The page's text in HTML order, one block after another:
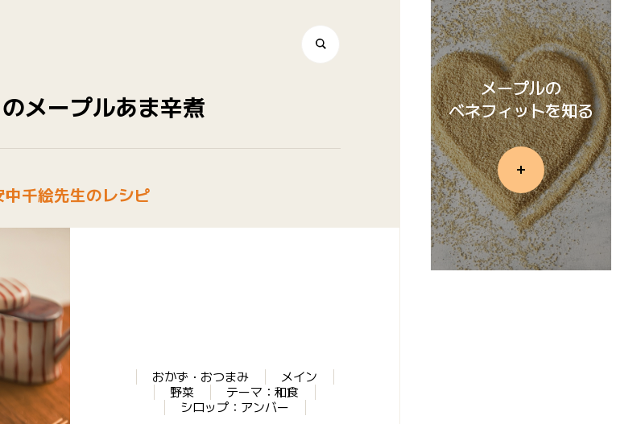
メープルあま辛煮
中千絵先生のレシピ
おかず・おつまみ
メイン
野菜
テーマ：和食
シロップ：アンバー
メープルの
ベネフィットを知る